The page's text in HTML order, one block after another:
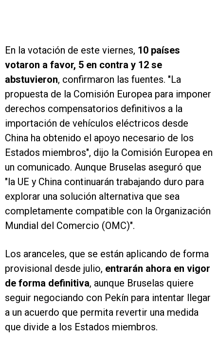
En la votación de este viernes, 10 países
votaron a favor, 5 en contra y 12 se
abstuvieron, confirmaron las fuentes. "La
propuesta de la Comisión Europea para imponer
derechos compensatorios definitivos a la
importación de vehículos eléctricos desde
China ha obtenido el apoyo necesario de los
Estados miembros", dijo la Comisión Europea en
un comunicado. Aunque Bruselas aseguró que
"la UE y China continuarán trabajando duro para
explorar una solución alternativa que sea
completamente compatible con la Organización
Mundial del Comercio (OMC)".
Los aranceles, que se están aplicando de forma
provisional desde julio, entrarán ahora en vigor
de forma definitiva, aunque Bruselas quiere
seguir negociando con Pekín para intentar llegar
a un acuerdo que permita revertir una medida
que divide a los Estados miembros.